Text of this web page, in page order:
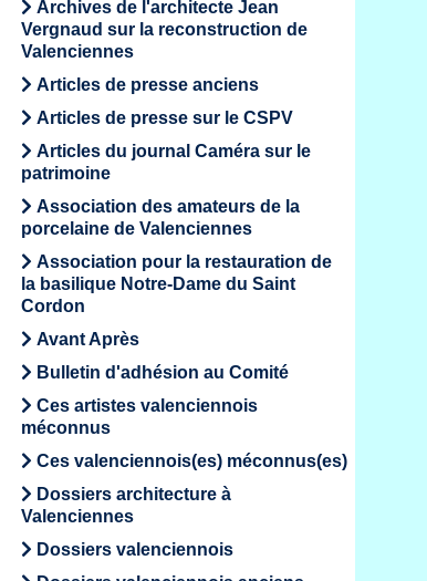
Archives de l'architecte Jean
Vergnaud sur la reconstruction de
Valenciennes
Articles de presse anciens
Articles de presse sur le CSPV
Articles du journal Caméra sur le
patrimoine
Association des amateurs de la
porcelaine de Valenciennes
Association pour la restauration de
la basilique Notre-Dame du Saint
Cordon
Avant Après
Bulletin d'adhésion au Comité
Ces artistes valenciennois
méconnus
Ces valenciennois(es) méconnus(es)
Dossiers architecture à
Valenciennes
Dossiers valenciennois